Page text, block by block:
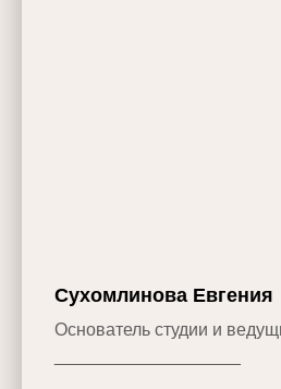
Сухомлинова Евгения
Основатель студии и